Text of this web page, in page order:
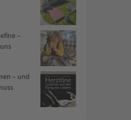
–
– und